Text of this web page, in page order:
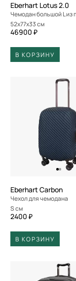
Eberhart Lotus 2.0
52x77x33 см
46900 ₽
В КОРЗИНУ
Eberhart Carbon
Чехол для чемодана
s см
2400 ₽
В КОРЗИНУ